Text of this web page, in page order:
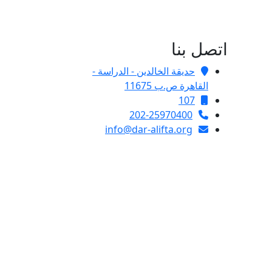
اتصل بنا
حديقة الخالدين - الدراسة -
القاهرة ص.ب 11675
107
202-25970400
info@dar-alifta.org